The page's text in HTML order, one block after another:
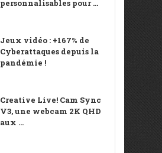
personnalisables pour ...
Jeux vidéo : +167% de
Cyberattaques depuis la
pandémie !
Creative Live! Cam Sync
V3, une webcam 2K QHD
aux ...